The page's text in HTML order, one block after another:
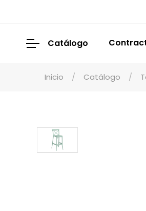
Catálogo
Inicio Catálogo